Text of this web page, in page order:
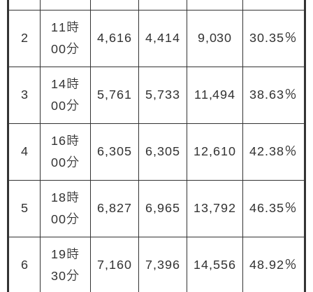
2
11時
00分
4,616 4,414 9,030 30.35％
3
14時
00分
5,761 5,733 11,494 38.63％
4
16時
00分
6,305 6,305 12,610 42.38％
5
18時
00分
6,827 6,965 13,792 46.35％
6
19時
30分
7,160 7,396 14,556 48.92％